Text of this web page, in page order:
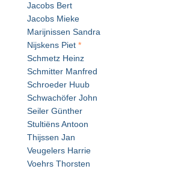
Jacobs Bert
Jacobs Mieke
Marijnissen Sandra
Nijskens Piet *
Schmetz Heinz
Schmitter Manfred
Schroeder Huub
Schwachöfer John
Seiler Günther
Stultiëns Antoon
Thijssen Jan
Veugelers Harrie
Voehrs Thorsten